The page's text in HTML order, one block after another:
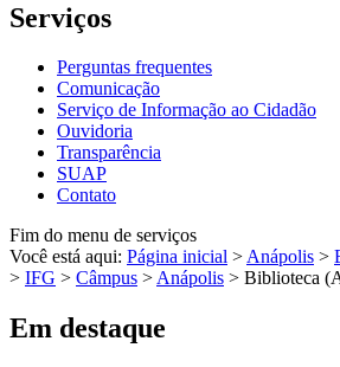
Serviços
Perguntas frequentes
Comunicação
Serviço de Informação ao Cidadão
Ouvidoria
Transparência
SUAP
Contato
Fim do menu de serviços
Você está aqui: Página inicial >Anápolis >
> IFG > Câmpus >Anápolis > Biblioteca
Em destaque